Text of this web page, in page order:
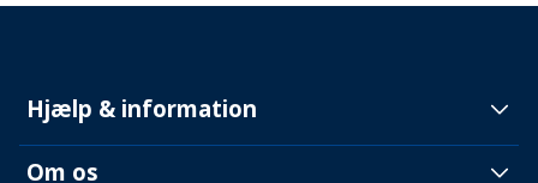
Hjælp & information
Om os